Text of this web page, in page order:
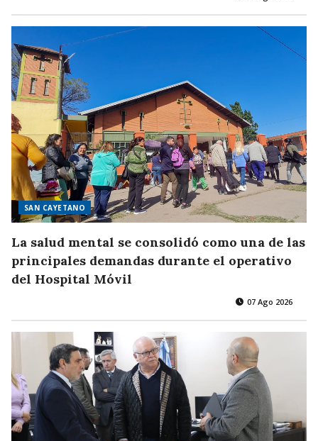
SAN CAYETANO
La salud mental se consolidó como una de las
principales demandas durante el operativo
del Hospital Móvil
07 Ago 2026